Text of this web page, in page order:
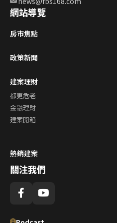
網站導覽
房市焦點
政策新聞
建案理財
都更危老
金融理財
建案開箱
熱銷建案
關注我們